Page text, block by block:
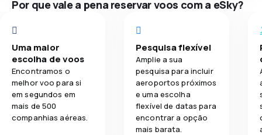
Por que vale a pena reservar voos com a eSky?
Uma maior
escolha de voos
Encontramos o
melhor voo para si
em segundos em
mais de 500
companhias aéreas.
Pesquisa flexível
Amplie a sua
pesquisa para incluir
aeroportos próximos
e uma escolha
flexível de datas para
encontrar a opção
mais barata.